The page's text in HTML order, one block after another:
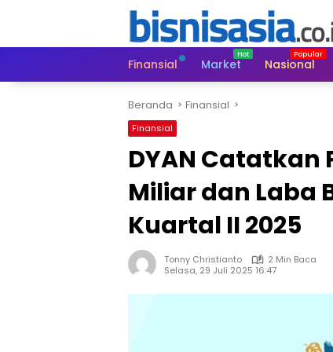
Finansial
Market Nasional
Beranda Finansial
Finansial
DYAN Catatkan
Miliar dan Laba
Kuartal II 2025
Tonny Christianto
2 Min Baca
Selasa, 29 Juli 2025 16:47